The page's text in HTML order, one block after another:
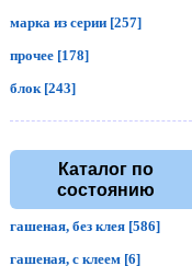
марка из серии [257]
прочее [178]
блок [243]
Каталог по
состоянию
гашеная, без клея [586]
гашеная, с клеем [6]